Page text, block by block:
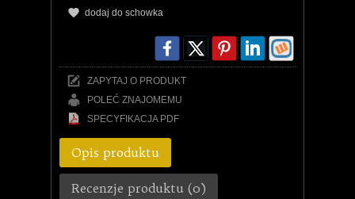
dodaj do schowka
ZAPYTAJ O PRODUKT
POLEĆ ZNAJOMEMU
SPECYFIKACJA PDF
Opis produktu
Recenzje produktu (0)